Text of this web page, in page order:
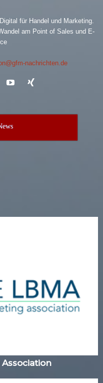
für Handel und Marketing.
am Point of Sales und E-
nachrichten.de